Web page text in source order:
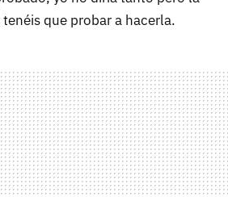
que probar a hacerla.